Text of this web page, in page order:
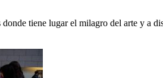
tiene lugar el milagro del arte y a